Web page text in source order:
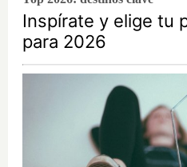
Inspírate y elige tu
para 2026